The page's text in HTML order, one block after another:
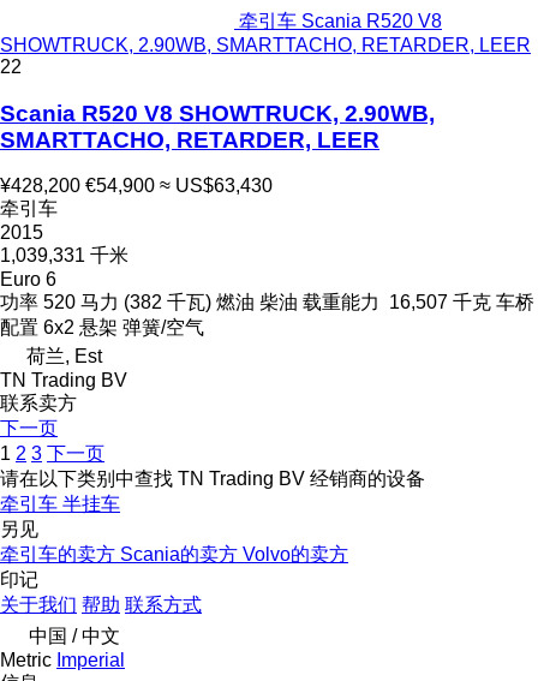
牵引车 Scania R520 V8
SHOWTRUCK, 2.90WB, SMARTTACHO, RETARDER, LEER
22
Scania R520 V8 SHOWTRUCK, 2.90WB,
SMARTTACHO, RETARDER, LEER
¥428,200 €54,900 ≈ US$63,430
牵引车
2015
1,039,331 千米
Euro 6
功率 520 马力 (382 千瓦) 燃油 柴油 载重能力 16,507 千克 车桥
配置 6x2 悬架 弹簧/空气
荷兰, Est
TN Trading BV
联系卖方
下一页
1 2 3 下一页
请在以下类别中查找 TN Trading BV 经销商的设备
牵引车 半挂车
另见
牵引车的卖方 Scania的卖方 Volvo的卖方
印记
关于我们 帮助 联系方式
中国 / 中文
Metric Imperial